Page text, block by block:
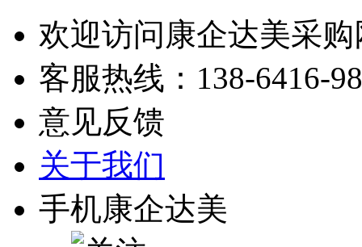
欢迎访问康企达美采购
客服热线： 138-6416-
意见反馈
关于我们
手机康企达美